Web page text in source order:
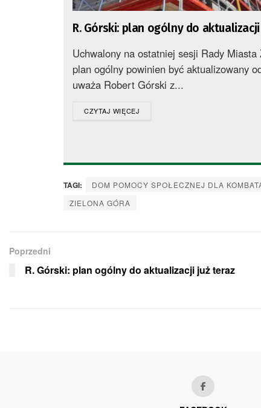
R. Górski: plan ogólny do
Uchwalony na ostatniej sesji Rady Miasta
plan ogólny powinien być aktualizowany
uważa Robert Górski z...
CZYTAJ WIĘCEJ
TAGI: DOM POMOCY SPOŁECZNEJ DLA
ZIELONA GÓRA
Poprzedni
R. Górski: plan ogólny do aktualizacji już teraz